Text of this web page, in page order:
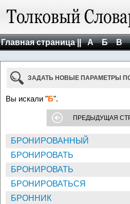
Главная страница || А Б В
ЗАДАТЬ НОВЫЕ ПАРАМЕТРЫ
Вы искали "Б".
ПРЕДЫДУЩАЯ
БРОНИРОВАННЫЙ
БРОНИРОВАТЬ
БРОНИРОВАТЬ
БРОНИРОВАТЬСЯ
БРОННИК